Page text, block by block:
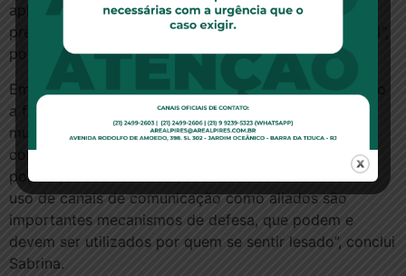
aplicação de sanções administrativas e penais,
previstas no Código de Defesa do Consumidor (CDC)”,
pontua.
Embora historicamente os Tribunais venham decidindo
a favor das construtoras, o que observamos é uma
mudança neste posicionamento, em favor do
consumidor/comprador. “O esclarecimento da
população sobre o tema, a busca de seus direitos e o
uso de canais de comunicação como aliados são
importantes mecanismos de defesa, que podem e
devem ser utilizados por quem se sentir lesado”, conclui
Sabrina.